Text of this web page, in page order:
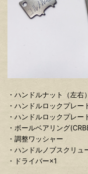
・ハンドルナット（左右）
・ハンドルロックプレー
・ハンドルロックプレ
・ボールベアリング
・調整ワッシャー
・ハンドルノブスクリュ
・ドライバー×1